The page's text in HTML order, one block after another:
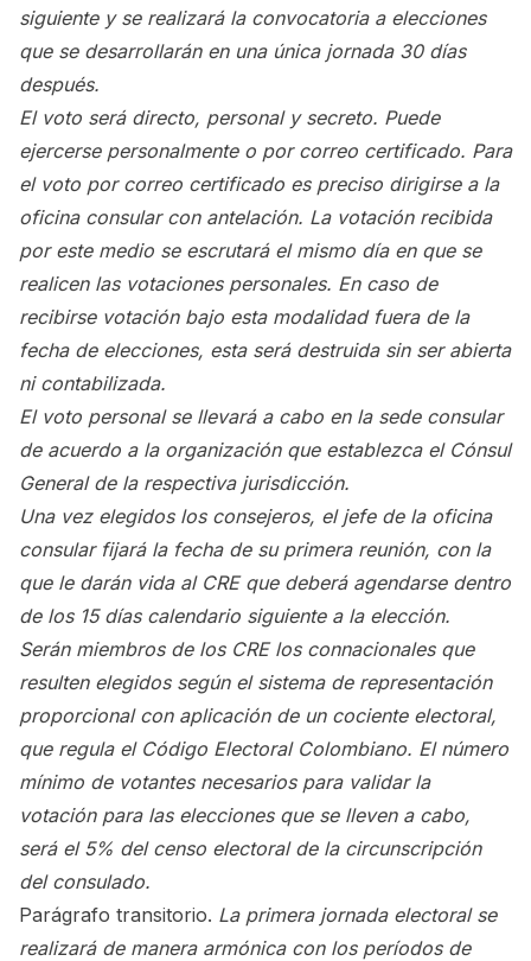
siguiente y se realizará la convocatoria a elecciones
que se desarrollarán en una única jornada 30 días
después.
El voto será directo, personal y secreto. Puede
ejercerse personalmente o por correo certificado. Para
el voto por correo certificado es preciso dirigirse a la
oficina consular con antelación. La votación recibida
por este medio se escrutará el mismo día en que se
realicen las votaciones personales. En caso de
recibirse votación bajo esta modalidad fuera de la
fecha de elecciones, esta será destruida sin ser abierta
ni contabilizada.
El voto personal se llevará a cabo en la sede consular
de acuerdo a la organización que establezca el Cónsul
General de la respectiva jurisdicción.
Una vez elegidos los consejeros, el jefe de la oficina
consular fijará la fecha de su primera reunión, con la
que le darán vida al CRE que deberá agendarse dentro
de los 15 días calendario siguiente a la elección.
Serán miembros de los CRE los connacionales que
resulten elegidos según el sistema de representación
proporcional con aplicación de un cociente electoral,
que regula el Código Electoral Colombiano. El número
mínimo de votantes necesarios para validar la
votación para las elecciones que se lleven a cabo,
será el 5% del censo electoral de la circunscripción
del consulado.
Parágrafo transitorio. La primera jornada electoral se
realizará de manera armónica con los períodos de